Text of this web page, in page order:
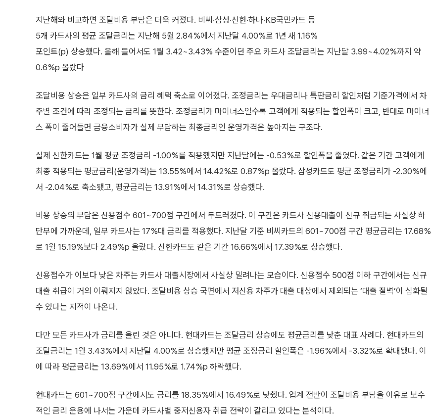
지난해와 비교하면 조달비용 부담은 더욱 커졌다. 비씨·삼성·신한·하나·KB국민카드 등
5개 카드사의 평균 조달금리는 지난해 5월 2.84%에서 지난달 4.00%로 1년 새 1.16%
포인트(p) 상승했다. 올해 들어서도 1월 3.42~3.43% 수준이던 주요 카드사 조달금리는 지난달 3.99~4.02%까지 약
0.6%p 올랐다
조달비용 상승은 일부 카드사의 금리 혜택 축소로 이어졌다. 조정금리는 우대금리나 특판금리 할인처럼 기준가격에서 차
주별 조건에 따라 조정되는 금리를 뜻한다. 조정금리가 마이너스일수록 고객에게 적용되는 할인폭이 크고, 반대로 마이너
스 폭이 줄어들면 금융소비자가 실제 부담하는 최종금리인 운영가격은 높아지는 구조다.
실제 신한카드는 1월 평균 조정금리 -1.00%를 적용했지만 지난달에는 -0.53%로 할인폭을 줄였다. 같은 기간 고객에게
최종 적용되는 평균금리(운영가격)는 13.55%에서 14.42%로 0.87%p 올랐다. 삼성카드도 평균 조정금리가 -2.30%에
서 -2.04%로 축소됐고, 평균금리는 13.91%에서 14.31%로 상승했다.
비용 상승의 부담은 신용점수 601~700점 구간에서 두드러졌다. 이 구간은 카드사 신용대출이 신규 취급되는 사실상 하
단부에 가까운데, 일부 카드사는 17%대 금리를 적용했다. 지난달 기준 비씨카드의 601~700점 구간 평균금리는 17.68%
로 1월 15.19%보다 2.49%p 올랐다. 신한카드도 같은 기간 16.66%에서 17.39%로 상승했다.
신용점수가 이보다 낮은 차주는 카드사 대출시장에서 사실상 밀려나는 모습이다. 신용점수 500점 이하 구간에서는 신규
대출 취급이 거의 이뤄지지 않았다. 조달비용 상승 국면에서 저신용 차주가 대출 대상에서 제외되는 ‘대출 절벽’이 심화될
수 있다는 지적이 나온다.
다만 모든 카드사가 금리를 올린 것은 아니다. 현대카드는 조달금리 상승에도 평균금리를 낮춘 대표 사례다. 현대카드의
조달금리는 1월 3.43%에서 지난달 4.00%로 상승했지만 평균 조정금리 할인폭은 -1.96%에서 -3.32%로 확대됐다. 이
에 따라 평균금리는 13.69%에서 11.95%로 1.74%p 하락했다.
현대카드는 601~700점 구간에서도 금리를 18.35%에서 16.49%로 낮췄다. 업계 전반이 조달비용 부담을 이유로 보수
적인 금리 운용에 나서는 가운데 카드사별 중저신용자 취급 전략이 갈리고 있다는 분석이다.